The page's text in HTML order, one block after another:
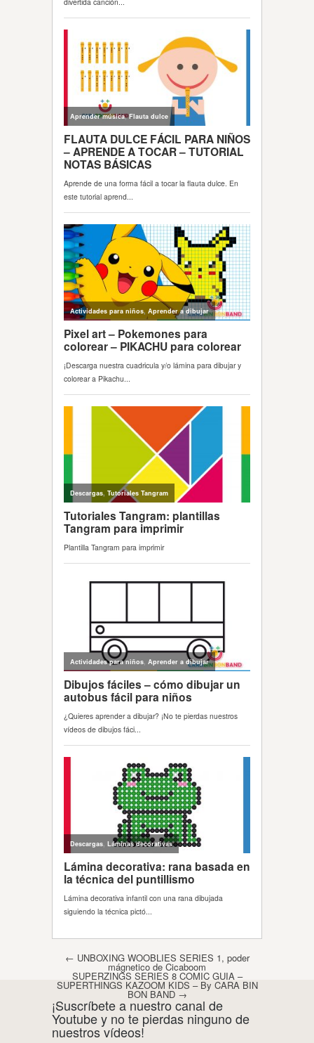
Post navigation
← UNBOXING WOOBLIES SERIES 1, poder
mágnetico de Cicaboom
SUPERZINGS SERIES 8 COMIC GUIA –
SUPERTHINGS KAZOOM KIDS – By CARA BIN
BON BAND →
¡Suscríbete a nuestro canal de
Youtube y no te pierdas ninguno de
nuestros vídeos!